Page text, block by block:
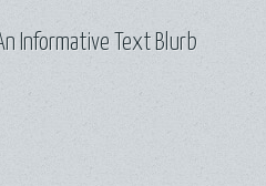
Informative Text Blurb